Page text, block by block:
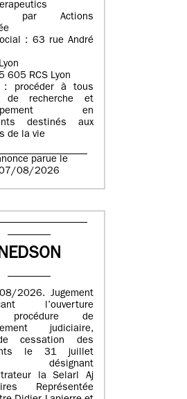
par Actions
: 63 rue André
605 RCS Lyon
: procéder à tous
de recherche et
en
destinés aux
de la vie
parue le
08/2026
2026. Jugement
l’ouverture
procédure de
judiciaire,
cessation des
le 31 juillet
désignant
la Selarl Aj
Représentée